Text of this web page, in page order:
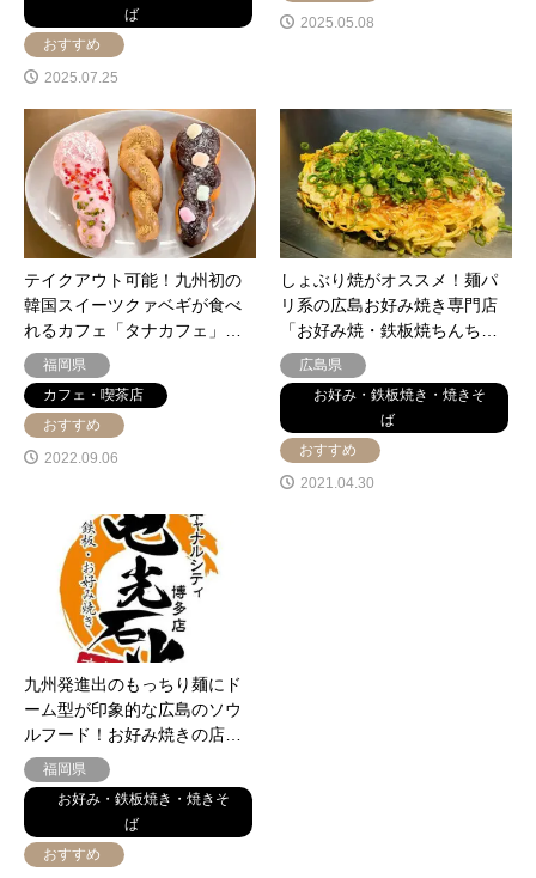
ば
おすすめ
2025.07.25
2025.05.08
テイクアウト可能！九州初の
韓国スイーツクァベギが食べ
れるカフェ「タナカフェ」…
福岡県
カフェ・喫茶店
おすすめ
2022.09.06
しょぶり焼がオススメ！麺パ
リ系の広島お好み焼き専門店
「お好み焼・鉄板焼ちんち…
広島県
お好み・鉄板焼き・焼きそ
ば
おすすめ
2021.04.30
九州発進出のもっちり麺にド
ーム型が印象的な広島のソウ
ルフード！お好み焼きの店…
福岡県
お好み・鉄板焼き・焼きそ
ば
おすすめ